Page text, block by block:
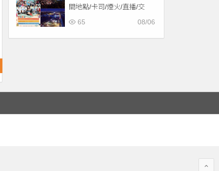
間地點/卡司/煙火/直播/交
通，免費入場！
08/06
65